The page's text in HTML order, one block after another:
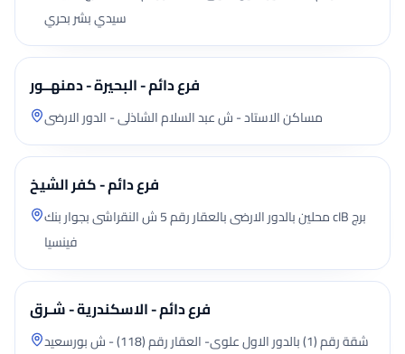
سيدي بشر بحري
فرع دائم - البحيرة - دمنهــور
مساكن الاستاد - ش عبد السلام الشاذلى - الدور الارضى
فرع دائم - كفر الشيخ
محلين بالدور الارضى بالعقار رقم 5 ش النقراشى بجوار بنك cIB برج
فينسيا
فرع دائم - الاسكندرية - شـرق
شقة رقم (1) بالدور الاول علوى- العقار رقم (118) - ش بورسعيد